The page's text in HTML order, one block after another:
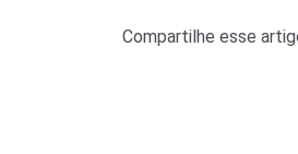
Compartilhe esse